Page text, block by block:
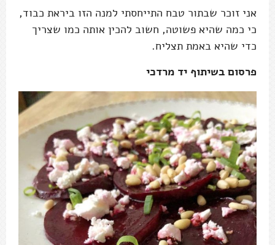
אני זוכר שבתור טבח התייחסתי למנה הזו ביראת כבוד,
כי כמה שהיא פשוטה, חשוב להכין אותה כמו שצריך
כדי שהיא באמת תצליח.
פרסום בשיתוף יד מרדכי